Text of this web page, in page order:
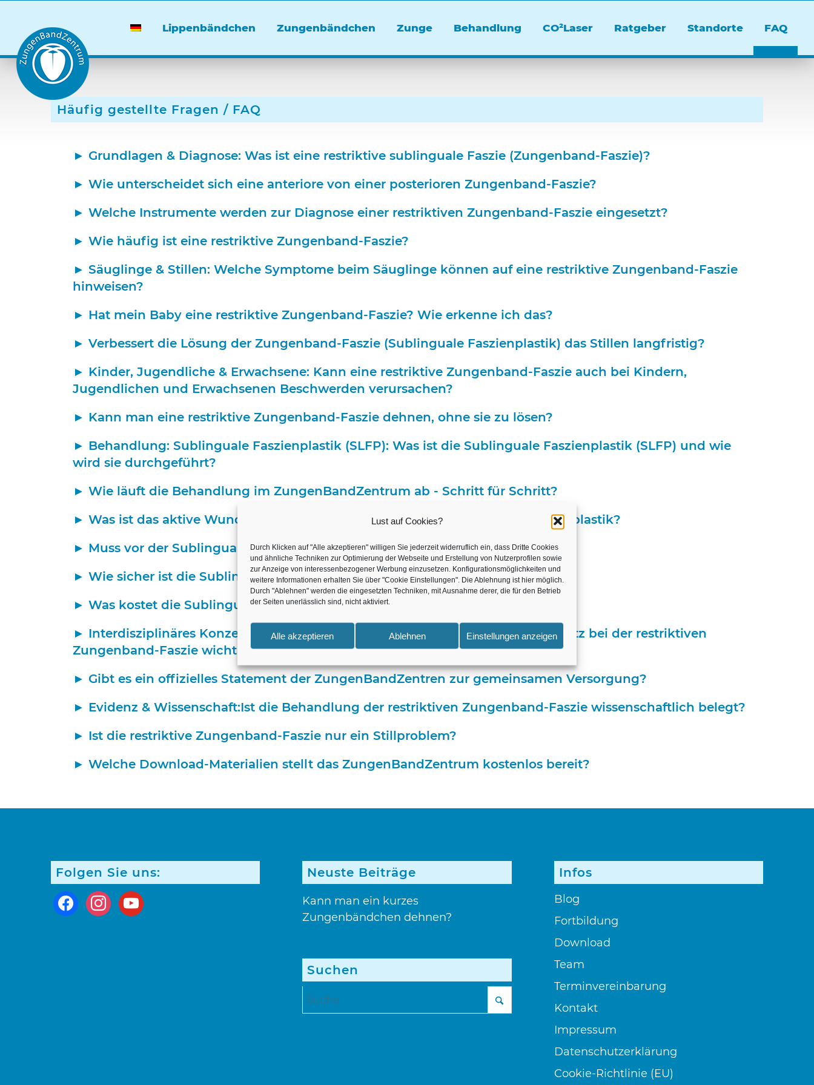
Lust auf Cookies?
Durch Klicken auf "Alle akzeptieren" willigen Sie jederzeit widerruflich ein, dass Dritte Cookies
und ähnliche Techniken zur Optimierung der Webseite und Erstellung von Nutzerprofilen sowie
zur Anzeige von interessenbezogener Werbung einzusetzen. Konfigurationsmöglichkeiten und
weitere Informationen erhalten Sie über "Cookie Einstellungen". Die Ablehnung ist hier möglich.
Durch "Ablehnen" werden die eingesetzten Techniken, mit Ausnahme derer, die für den Betrieb
der Seiten unerlässlich sind, nicht aktiviert.
Alle akzeptieren Ablehnen Einstellungen anzeigen
Lippenbändchen Zungenbändchen Zunge Behandlung CO²Laser Ratgeber Standorte FAQ
Häufig gestellte Fragen / FAQ
Grundlagen & Diagnose: Was ist eine restriktive sublinguale Faszie (Zungenband-Faszie)?
Wie unterscheidet sich eine anteriore von einer posterioren Zungenband-Faszie?
Welche Instrumente werden zur Diagnose einer restriktiven Zungenband-Faszie eingesetzt?
Wie häufig ist eine restriktive Zungenband-Faszie?
Säuglinge & Stillen: Welche Symptome beim Säuglinge können auf eine restriktive Zungenband-Faszie
hinweisen?
Hat mein Baby eine restriktive Zungenband-Faszie? Wie erkenne ich das?
Verbessert die Lösung der Zungenband-Faszie (Sublinguale Faszienplastik) das Stillen langfristig?
Kinder, Jugendliche & Erwachsene: Kann eine restriktive Zungenband-Faszie auch bei Kindern,
Jugendlichen und Erwachsenen Beschwerden verursachen?
Kann man eine restriktive Zungenband-Faszie dehnen, ohne sie zu lösen?
Behandlung: Sublinguale Faszienplastik (SLFP): Was ist die Sublinguale Faszienplastik (SLFP) und wie
wird sie durchgeführt?
Wie läuft die Behandlung im ZungenBandZentrum ab - Schritt für Schritt?
Was ist das aktive Wundmanagement (AWM) nach der Sublingualen Faszienplastik?
Muss vor der Sublingualen Faszienplastik eine Vorbehandlung erfolgen?
Wie sicher ist die Sublinguale Faszienplastik (SLFP)?
Was kostet die Sublinguale Faszienplastik (SLFP) im ZungenBandZentrum?
Interdisziplinäres Konzept & Fachkräfte: Warum ist ein interdisziplinärer Ansatz bei der restriktiven
Zungenband-Faszie wichtig?
Gibt es ein offizielles Statement der ZungenBandZentren zur gemeinsamen Versorgung?
Evidenz & Wissenschaft:Ist die Behandlung der restriktiven Zungenband-Faszie wissenschaftlich belegt?
Ist die restriktive Zungenband-Faszie nur ein Stillproblem?
Welche Download-Materialien stellt das ZungenBandZentrum kostenlos bereit?
Folgen Sie uns:
facebookinstagram
youtube
Neuste Beiträge
Kann man ein kurzes
Zungenbändchen dehnen?
Suchen
Infos
Blog
Fortbildung
Download
Team
Terminvereinbarung
Kontakt
Impressum
Datenschutzerklärung
Cookie-Richtlinie (EU)